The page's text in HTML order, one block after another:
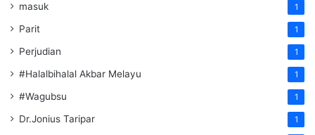
masuk 1
Parit 1
Perjudian 1
#Halalbihalal Akbar Melayu 1
#Wagubsu 1
Dr.Jonius Taripar 1